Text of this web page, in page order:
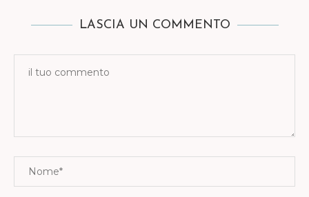
LASCIA UN COMMENTO